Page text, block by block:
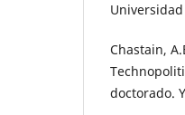
Chastain,
doctorado.